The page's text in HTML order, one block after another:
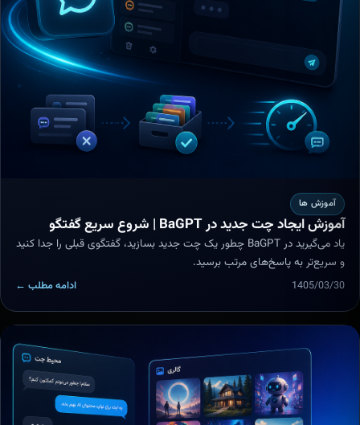
آموزش ها
آموزش ایجاد چت جدید در BaGPT | شروع سریع گفتگو
یاد می‌گیرید در BaGPT چطور یک چت جدید بسازید، گفتگوی قبلی را جدا کنید
و سریع‌تر به پاسخ‌های مرتب برسید.
1405/03/30 ادامه مطلب ←